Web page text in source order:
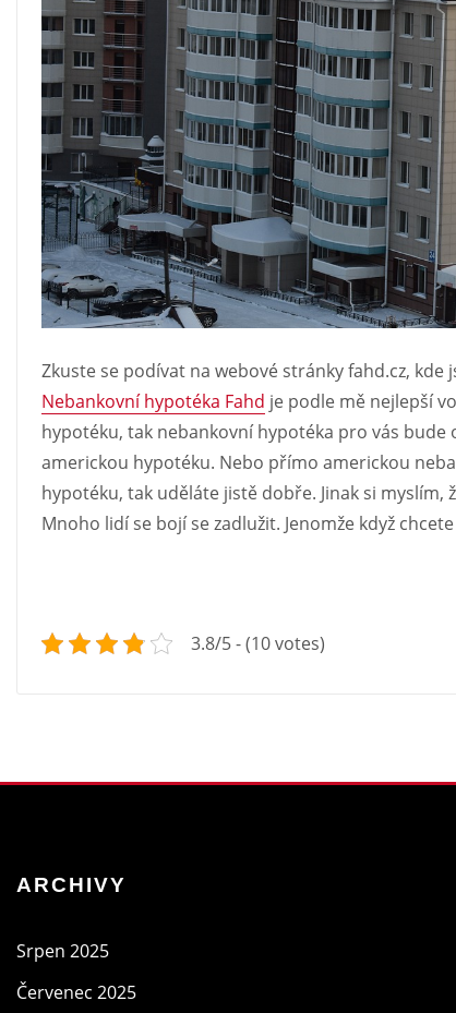
Zkuste se podívat na webové stránky fahd.cz,
Nebankovní hypotéka Fahd je podle mě nejlepší
hypotéku, tak nebankovní hypotéka pro vás
americkou hypotéku. Nebo přímo americkou
hypotéku, tak uděláte jistě dobře. Jinak si
Mnoho lidí se bojí se zadlužit. Jenomže když
3.8/5 - (10 votes)
ARCHIVY
Srpen 2025
Červenec 2025